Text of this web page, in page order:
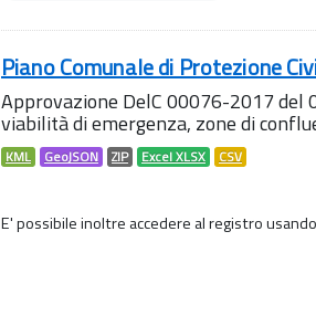
Piano Comunale di Protezione
Approvazione DelC 00076-2017 del
viabilità di emergenza, zone di
KML GeoJSON ZIP Excel XLSX CSV
E' possibile inoltre accedere al registro